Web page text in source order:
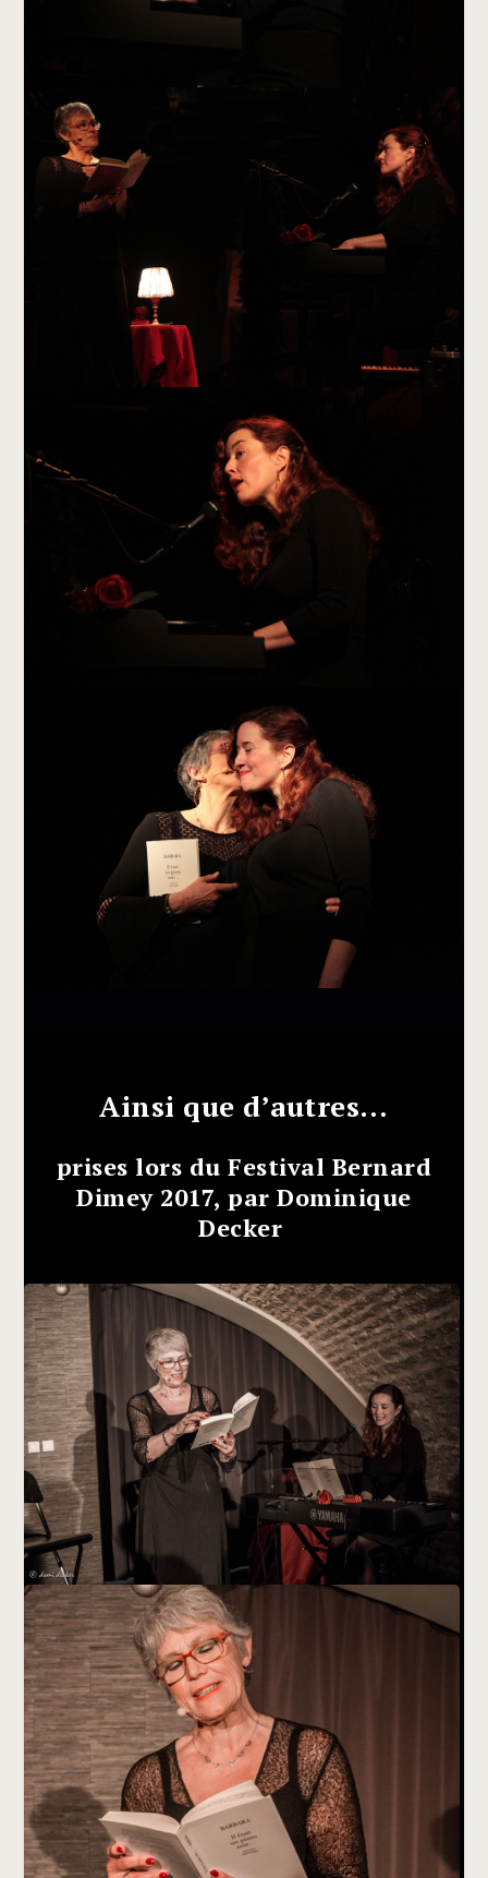
Ainsi que d’autres…
prises lors du Festival Bernard
Dimey 2017, parDominique
Decker